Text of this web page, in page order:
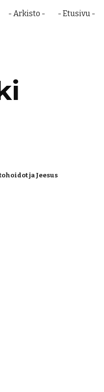
Skip to navigation
- Arkisto - - Etusivu -
ja Jeesus